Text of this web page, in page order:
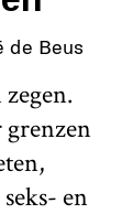
de Beus
grenzen
en